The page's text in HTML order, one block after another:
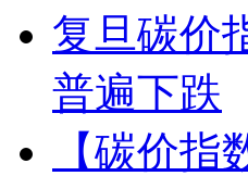
复旦碳价
普遍下跌
【碳价